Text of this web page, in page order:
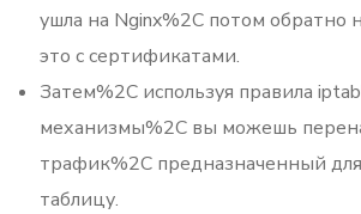
ушла на Nginx%2C потом обратно
это с сертификатами.
Затем%2C используя правила
механизмы%2C вы можешь
трафик%2C предназначенный
таблицу.